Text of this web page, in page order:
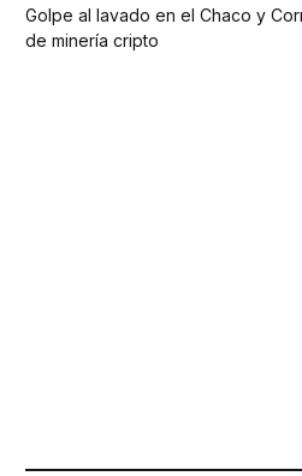
Golpe al lavado en el Chaco y
de minería cripto